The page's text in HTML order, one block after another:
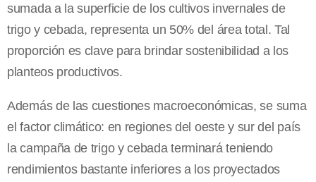
sumada a la superficie de los cultivos invernales de
trigo y cebada, representa un 50% del área total. Tal
proporción es clave para brindar sostenibilidad a los
planteos productivos.
Además de las cuestiones macroeconómicas, se suma
el factor climático: en regiones del oeste y sur del país
la campaña de trigo y cebada terminará teniendo
rendimientos bastante inferiores a los proyectados